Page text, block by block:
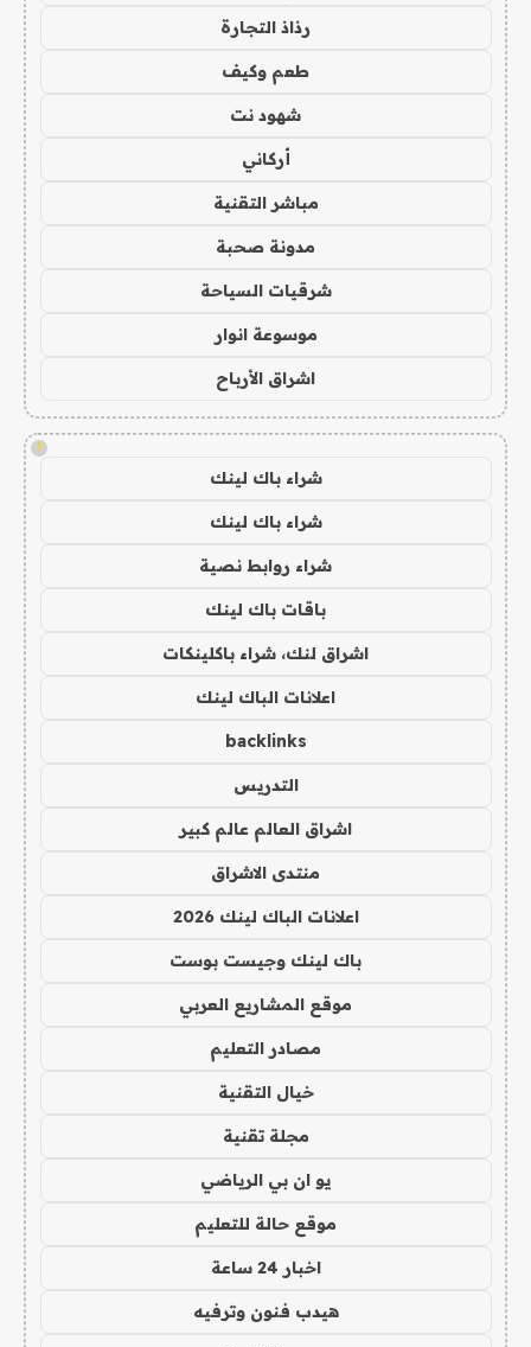
رذاذ التجارة
طعم وكيف
شهود نت
أركاني
مباشر التقنية
مدونة صحبة
شرقيات السياحة
موسوعة انوار
اشراق الأرباح
!
شراء باك لينك
شراء باك لينك
شراء روابط نصية
باقات باك لينك
اشراق لنك، شراء باكلينكات
اعلانات الباك لينك
backlinks
التدريس
اشراق العالم عالم كبير
منتدى الاشراق
اعلانات الباك لينك 2026
باك لينك وجيست بوست
موقع المشاريع العربي
مصادر التعليم
خيال التقنية
مجلة تقنية
يو ان بي الرياضي
موقع حالة للتعليم
اخبار 24 ساعة
هيدب فنون وترفيه